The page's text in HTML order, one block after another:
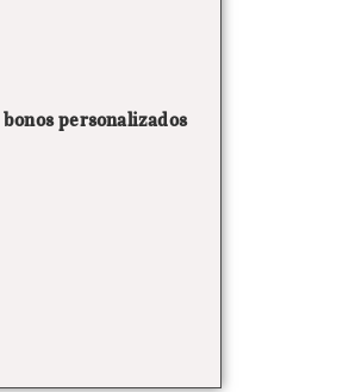
bonos personalizados